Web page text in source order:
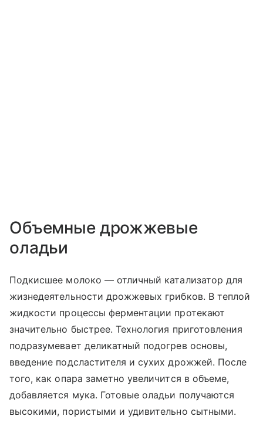
Объемные дрожжевые
оладьи
Подкисшее молоко — отличный катализатор для
жизнедеятельности дрожжевых грибков. В теплой
жидкости процессы ферментации протекают
значительно быстрее. Технология приготовления
подразумевает деликатный подогрев основы,
введение подсластителя и сухих дрожжей. После
того, как опара заметно увеличится в объеме,
добавляется мука. Готовые оладьи получаются
высокими, пористыми и удивительно сытными.